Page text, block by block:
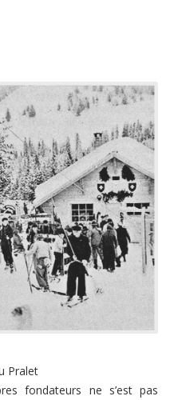
Pralet
fondateurs ne s’est pas